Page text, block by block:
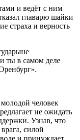
и ведёт с ним
главарю шайки
страха и верность
ты в самом деле
человек
не ожидать
Узнав, что
силой